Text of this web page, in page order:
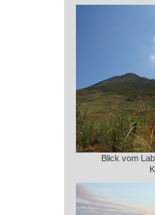
Blick vom